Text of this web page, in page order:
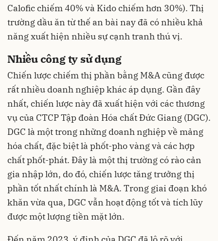
Calofic chiếm 40% và Kido chiếm hơn 30%). Thị
trường dầu ăn từ thế an bài nay đã có nhiều khả
năng xuất hiện nhiều sự cạnh tranh thú vị.
Nhiều công ty sử dụng
Chiến lược chiếm thị phần bằng M&A cũng được
rất nhiều doanh nghiệp khác áp dụng. Gần đây
nhất, chiến lược này đã xuất hiện với các thương
vụ của CTCP Tập đoàn Hóa chất Đức Giang (DGC).
DGC là một trong những doanh nghiệp về mảng
hóa chất, đặc biệt là phốt-pho vàng và các hợp
chất phốt-phát. Đây là một thị trường có rào cản
gia nhập lớn, do đó, chiến lược tăng trưởng thị
phần tốt nhất chính là M&A. Trong giai đoạn khó
khăn vừa qua, DGC vẫn hoạt động tốt và tích lũy
được một lượng tiền mặt lớn.